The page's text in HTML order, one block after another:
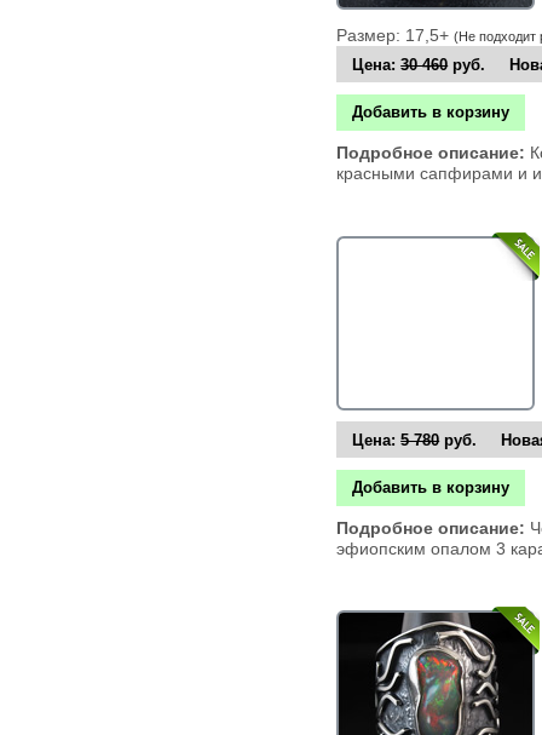
Размер: 17,5+ (Не подходит
Цена:30 460руб.
Добавить в корзину
Подробное описание:
красными сапфирами и
Цена:5 780руб.
Добавить в корзину
Подробное описание:
эфиопским опалом 3